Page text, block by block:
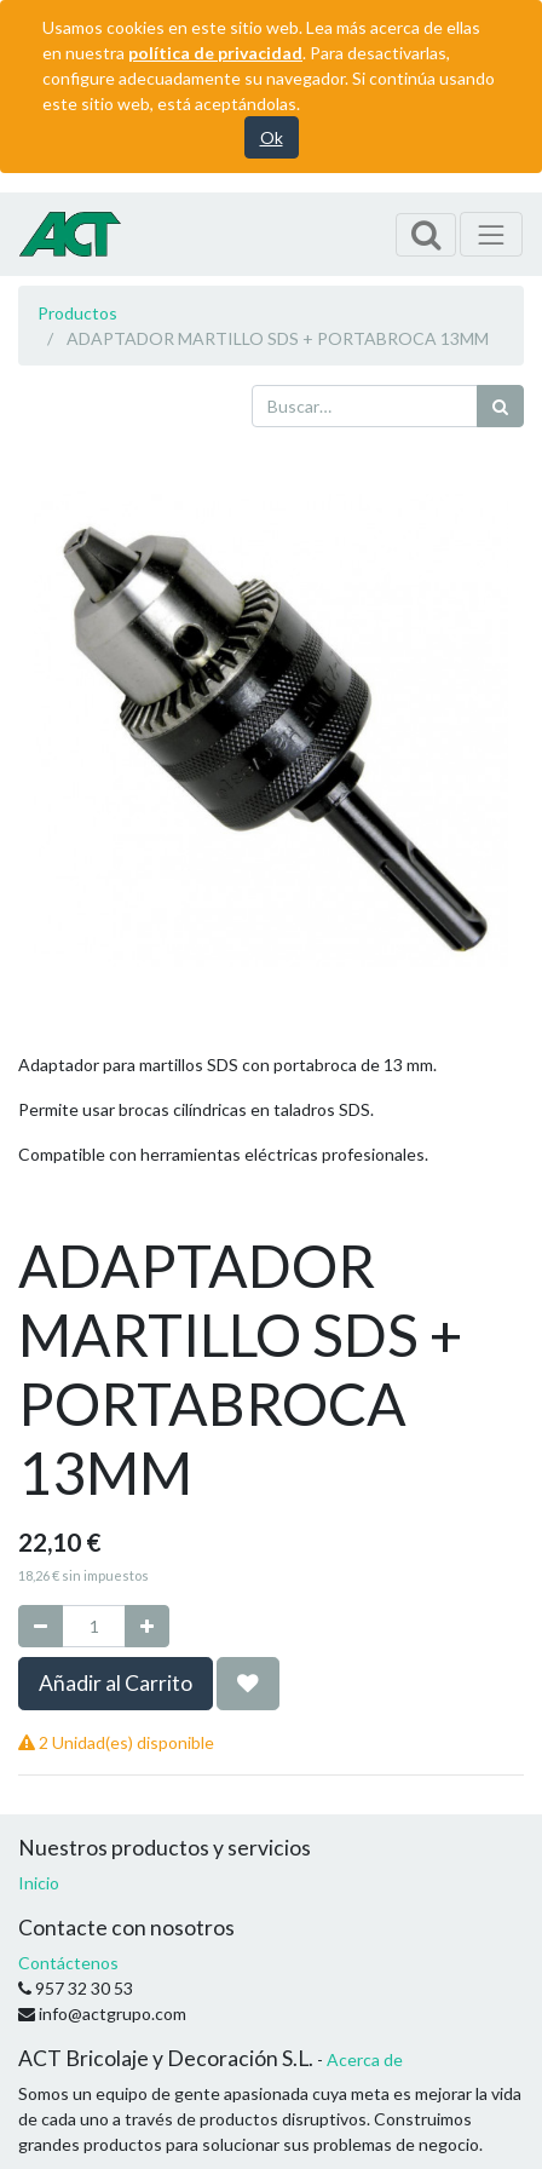
Usamos cookies en este sitio web. Lea más acerca de ellas
en nuestra política de privacidad. Para desactivarlas,
configure adecuadamente su navegador. Si continúa usando
este sitio web, está aceptándolas.
Ok
Productos
ADAPTADOR MARTILLO SDS + PORTABROCA 13MM
Adaptador para martillos SDS con portabroca de 13 mm.
Permite usar brocas cilíndricas en taladros SDS.
Compatible con herramientas eléctricas profesionales.
ADAPTADOR
MARTILLO SDS +
PORTABROCA
13MM
22,10 €
18,26€ sin impuestos
Añadir al Carrito
2 Unidad(es) disponible
Nuestros productos y servicios
Inicio
Contacte con nosotros
Contáctenos
957 32 30 53
info@actgrupo.com
ACT Bricolaje y Decoración S.L. - Acerca de
Somos un equipo de gente apasionada cuya meta es mejorar la vida
de cada uno a través de productos disruptivos. Construimos
grandes productos para solucionar sus problemas de negocio.